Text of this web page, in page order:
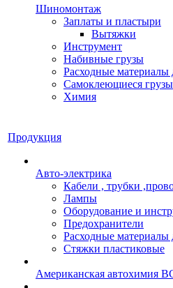
Шиномонтаж
Заплаты и пластыри
Вытяжки
Инструмент
Набивные грузы
Расходные
Самоклеющиеся грузы
Химия
Продукция
Авто-электрика
Кабели , трубки
Лампы
Оборудование и
Предохранители
Расходные материалы
Стяжки пластиковые
Американская автохимия